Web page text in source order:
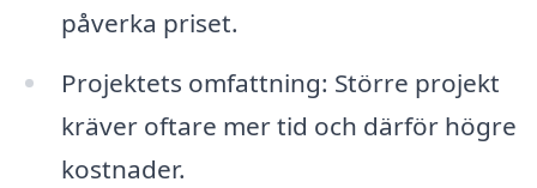
påverka priset.
Projektets omfattning: Större projekt
kräver oftare mer tid och därför högre
kostnader.